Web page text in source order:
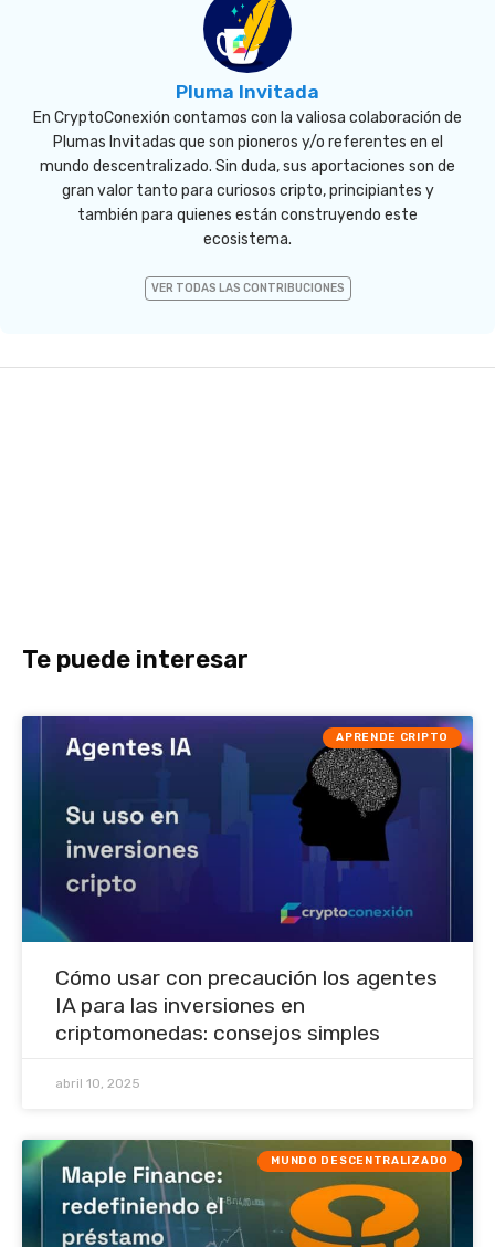
Pluma Invitada
En CryptoConexión contamos con la valiosa colaboración de
Plumas Invitadas que son pioneros y/o referentes en el
mundo descentralizado. Sin duda, sus aportaciones son de
gran valor tanto para curiosos cripto, principiantes y
también para quienes están construyendo este
ecosistema.
VER TODAS LAS CONTRIBUCIONES
Te puede interesar
APRENDE CRIPTO
Cómo usar con precaución los agentes
IA para las inversiones en
criptomonedas: consejos simples
abril 10, 2025
MUNDO DESCENTRALIZADO